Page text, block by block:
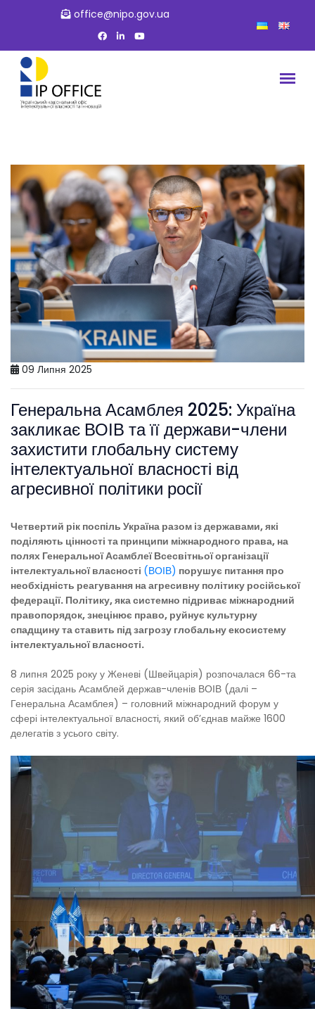
office@nipo.gov.ua
09 Липня 2025
Генеральна Асамблея 2025: Україна
закликає ВОІВ та її держави-члени
захистити глобальну систему
інтелектуальної власності від
агресивної політики росії
Четвертий рік поспіль Україна разом із державами, які
поділяють цінності та принципи міжнародного права, на
полях Генеральної Асамблеї Всесвітньої організації
інтелектуальної власності (ВОІВ) порушує питання про
необхідність реагування на агресивну політику російської
федерації. Політику, яка системно підриває міжнародний
правопорядок, знецінює право, руйнує культурну
спадщину та ставить під загрозу глобальну екосистему
інтелектуальної власності.
8 липня 2025 року у Женеві (Швейцарія) розпочалася 66-та
серія засідань Асамблей держав-членів ВОІВ (далі –
Генеральна Асамблея) – головний міжнародний форум у
сфері інтелектуальної власності, який об’єднав майже 1600
делегатів з усього світу.